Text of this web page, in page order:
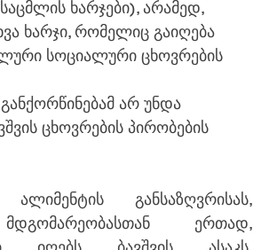
ხარჯები), არამედ,
ხარჯი, რომელიც გაიღება
სოციალური ცხოვრების
არ უნდა
ცხოვრების პირობების
განსაზღვრისას,
ერთად,